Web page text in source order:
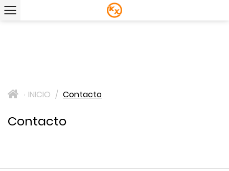
> INICIO / Contacto
Contacto